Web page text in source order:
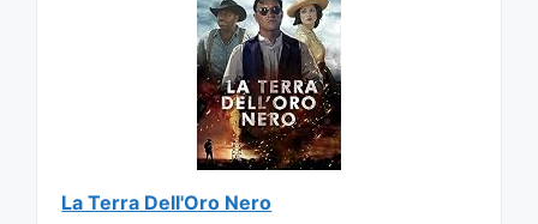
La Terra Dell'Oro Nero